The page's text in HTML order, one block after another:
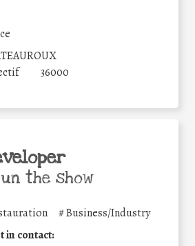
36000
the show
#Business/Industry
in contact: